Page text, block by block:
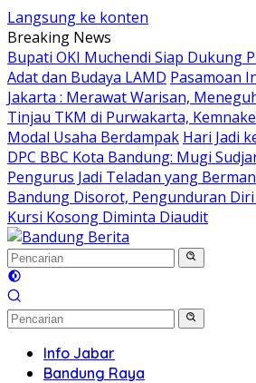
Langsung ke konten
Breaking News
Bupati OKI Muchendi Siap Dukung
Adat dan Budaya LAMD Pasamoan
Jakarta : Merawat Warisan,
Tinjau TKM di Purwakarta,
Modal Usaha Berdampak Hari Jadi
DPC BBC Kota Bandung: Mugi
Pengurus Jadi Teladan yang
Bandung Disorot, Pengunduran Diri
Kursi Kosong Diminta Diaudit
Info Jabar
Bandung Raya